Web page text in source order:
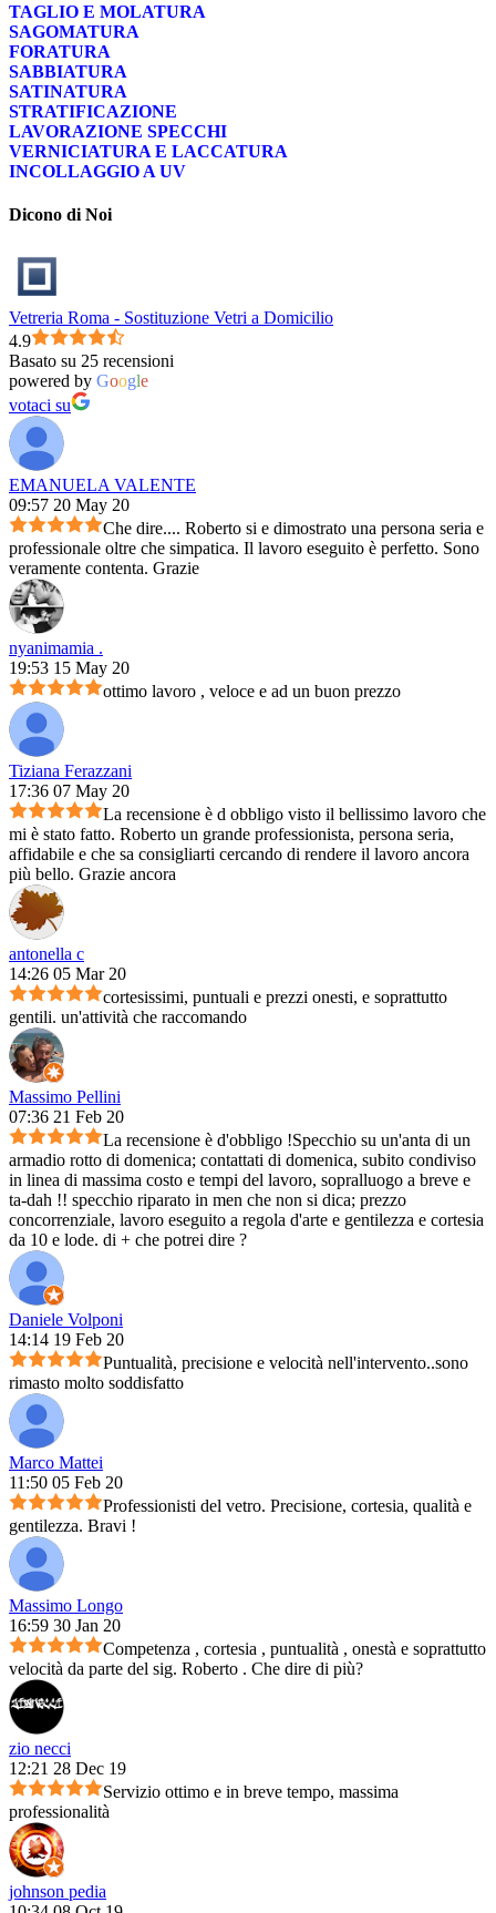
TAGLIO E MOLATURA
SAGOMATURA
FORATURA
SABBIATURA
SATINATURA
STRATIFICAZIONE
LAVORAZIONE SPECCHI
VERNICIATURA E LACCATURA
INCOLLAGGIO A UV
Dicono di Noi
Vetreria Roma - Sostituzione Vetri a Domicilio
4.9
Basato su 25 recensioni
powered by Google
votaci su
EMANUELA VALENTE
09:57 20 May 20
Che dire.... Roberto si e dimostrato una persona seria e
professionale oltre che simpatica. Il lavoro eseguito è perfetto. Sono
veramente contenta. Grazie
nyanimamia .
19:53 15 May 20
ottimo lavoro , veloce e ad un buon prezzo
Tiziana Ferazzani
17:36 07 May 20
La recensione è d obbligo visto il bellissimo lavoro che
mi è stato fatto. Roberto un grande professionista, persona seria,
affidabile e che sa consigliarti cercando di rendere il lavoro ancora
più bello. Grazie ancora
antonella c
14:26 05 Mar 20
cortesissimi, puntuali e prezzi onesti, e soprattutto
gentili. un'attività che raccomando
Massimo Pellini
07:36 21 Feb 20
La recensione è d'obbligo !Specchio su un'anta di un
armadio rotto di domenica; contattati di domenica, subito condiviso
in linea di massima costo e tempi del lavoro, sopralluogo a breve e
ta-dah !! specchio riparato in men che non si dica; prezzo
concorrenziale, lavoro eseguito a regola d'arte e gentilezza e cortesia
da 10 e lode. di + che potrei dire ?
Daniele Volponi
14:14 19 Feb 20
Puntualità, precisione e velocità nell'intervento..sono
rimasto molto soddisfatto
Marco Mattei
11:50 05 Feb 20
Professionisti del vetro. Precisione, cortesia, qualità e
gentilezza. Bravi !
Massimo Longo
16:59 30 Jan 20
Competenza , cortesia , puntualità , onestà e soprattutto
velocità da parte del sig. Roberto . Che dire di più?
zio necci
12:21 28 Dec 19
Servizio ottimo e in breve tempo, massima
professionalità
johnson pedia